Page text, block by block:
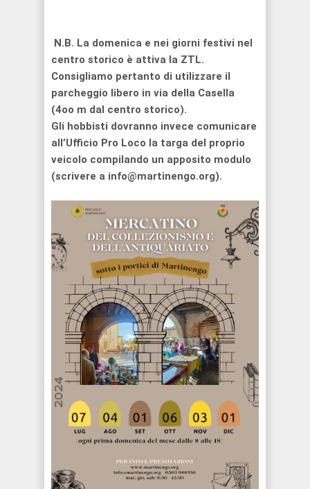
N.B. La domenica e nei giorni festivi nel
centro storico è attiva la ZTL.
Consigliamo pertanto di utilizzare il
parcheggio libero in via della Casella
(4oo m dal centro storico).
Gli hobbisti dovranno invece comunicare
all’Ufficio Pro Loco la targa del proprio
veicolo compilando un apposito modulo
(scrivere a info@martinengo.org).